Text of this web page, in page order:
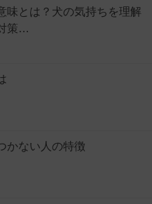
味とは？犬の気持ちを理解
策…
かない人の特徴